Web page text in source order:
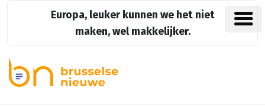
Europa, leuker kunnen we het niet
maken, wel makkelijker.